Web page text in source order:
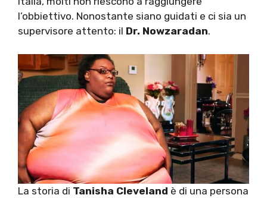
l’obbiettivo. Nonostante siano guidati e ci sia un
supervisore attento: il Dr. Nowzaradan.
La storia di Tanisha Cleveland è di una persona